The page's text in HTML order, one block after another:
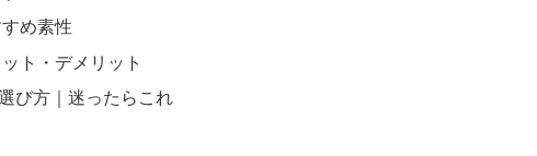
め素性
ット・デメリット
び方｜迷ったらこれ